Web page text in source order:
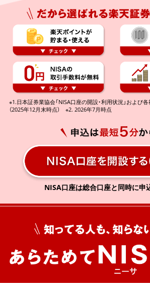
※1.日本証券業協会「NISA口座の開設・利用状況」および
（2025年12月末時点） ※2. 2026年7月時点
NISA口座は総合口座と同時に申